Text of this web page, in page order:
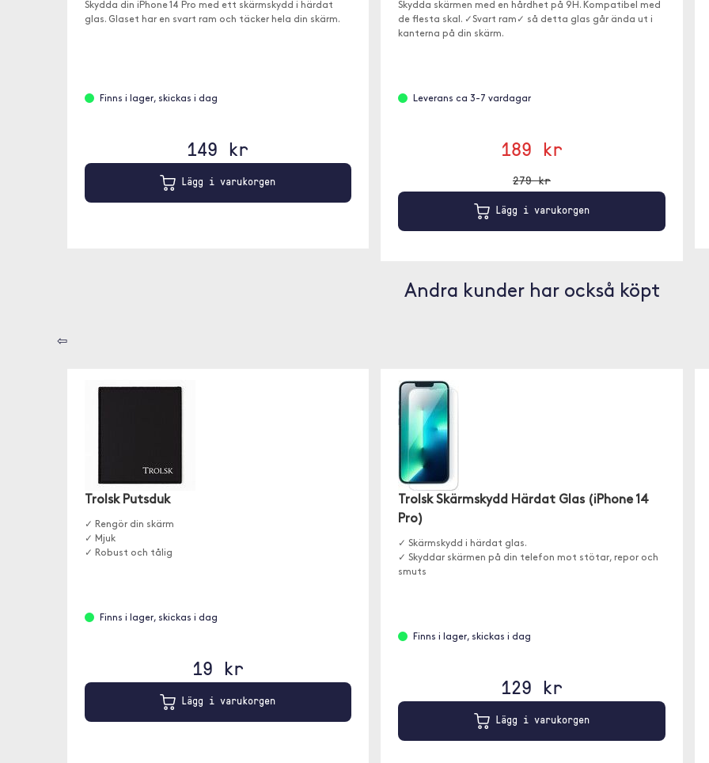
Skydda din iPhone 14 Pro med ett skärmskydd i härdat
glas. Glaset har en svart ram och täcker hela din skärm.
Finns i lager, skickas i dag
149 kr
Lägg i varukorgen
Skydda skärmen med en hårdhet på 9H. Kompatibel med
de flesta skal. ✓Svart ram✓ så detta glas går ända ut i
kanterna på din skärm.
Leverans ca 3-7 vardagar
189 kr
279 kr
Lägg i varukorgen
Andra kunder har också köpt
⇦
Trolsk Putsduk
✓ Rengör din skärm
✓ Mjuk
✓ Robust och tålig
Finns i lager, skickas i dag
19 kr
Lägg i varukorgen
Trolsk Skärmskydd Härdat Glas (iPhone 14
Pro)
✓ Skärmskydd i härdat glas.
✓ Skyddar skärmen på din telefon mot stötar, repor och
smuts
Finns i lager, skickas i dag
129 kr
Lägg i varukorgen